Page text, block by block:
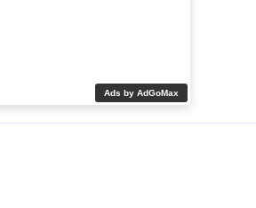
Ads by AdGoMax